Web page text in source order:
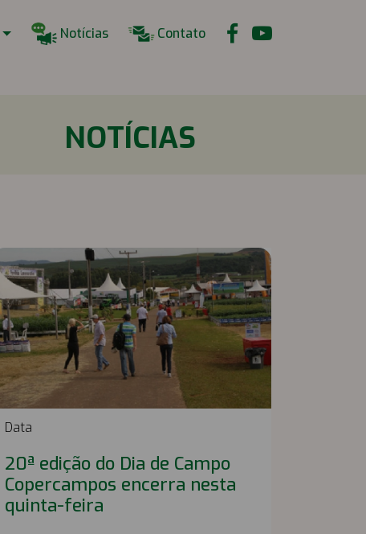
Notícias Contato
NOTÍCIAS
Data
20ª edição do Dia de Campo
Copercampos encerra nesta
quinta-feira